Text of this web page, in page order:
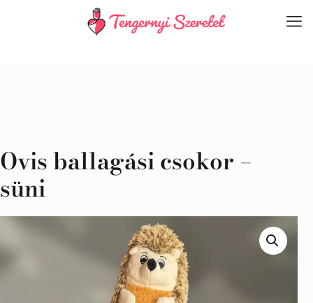
Ovis ballagási csokor –
süni